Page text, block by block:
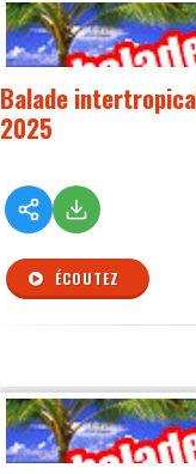
Balade
2025
ÉCOUTEZ